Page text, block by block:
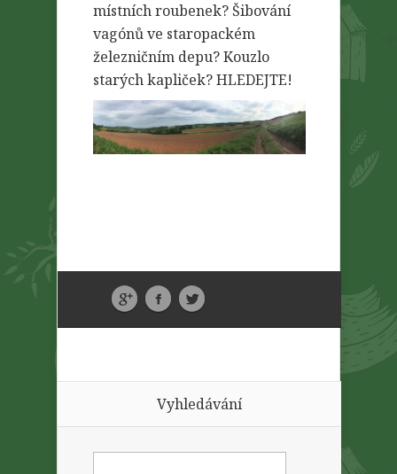
místních roubenek? Šibování
vagónů ve staropackém
železničním depu? Kouzlo
starých kapliček? HLEDEJTE!
Vyhledávání